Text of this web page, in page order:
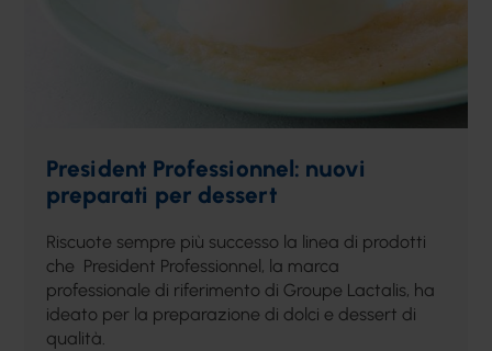
President Professionnel: nuovi
preparati per dessert
Riscuote sempre più successo la linea di prodotti
che President Professionnel, la marca
professionale di riferimento di Groupe Lactalis, ha
ideato per la preparazione di dolci e dessert di
qualità.